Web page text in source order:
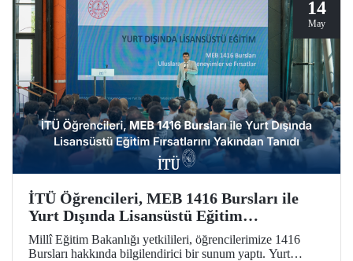
14
May
İTÜ Öğrencileri, MEB 1416 Bursları ile
Yurt Dışında Lisansüstü Eğitim
Fırsatlarını Yakından Tanıdı
Millî Eğitim Bakanlığı yetkilileri, öğrencilerimize 1416
Bursları hakkında bilgilendirici bir sunum yaptı. Yurt